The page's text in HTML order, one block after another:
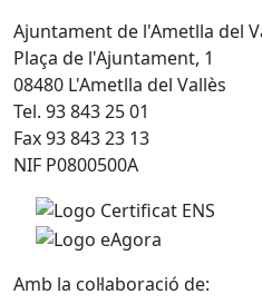
Ajuntament de l'Ametlla del
Plaça de l'Ajuntament, 1
08480 L'Ametlla del Vallès
Tel. 93 843 25 01
Fax 93 843 23 13
NIF P0800500A
Amb la col·laboració de: